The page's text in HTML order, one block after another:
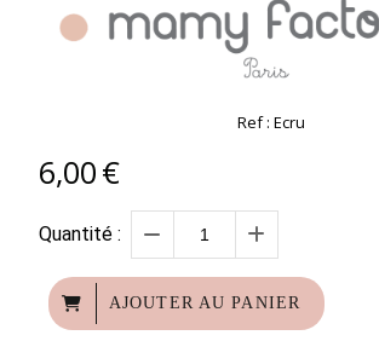
Ref : Ecru
6,00€
Quantité :
AJOUTER AU PANIER